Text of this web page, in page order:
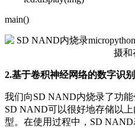
main()
2.基于卷积神经网络的数字识别
我们向SD NAND内烧录了功能
SD NAND可以很好地存储以
型。在使用过程中，SD